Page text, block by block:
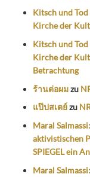
Kitsch und
Kirche der
Kitsch und
Kirche der
Betrachtung
ร้านต่อผมzu
แป๊ปสเตย์zu
Maral
aktivistischen
SPIEGEL ein
Maral